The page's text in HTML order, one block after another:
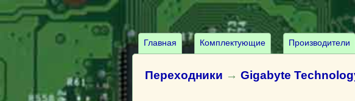
Главная Комплектующие Производители
Переходники →Gigabyte